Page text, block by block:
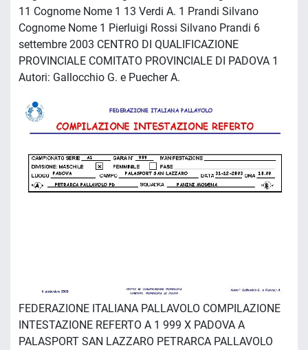
11 Cognome Nome 1 13 Verdi A. 1 Prandi Silvano
Cognome Nome 1 Pierluigi Rossi Silvano Prandi 6
settembre 2003 CENTRO DI QUALIFICAZIONE
PROVINCIALE COMITATO PROVINCIALE DI PADOVA 1
Autori: Gallocchio G. e Puecher A.
FEDERAZIONE ITALIANA PALLAVOLO COMPILAZIONE
INTESTAZIONE REFERTO A 1 999 X PADOVA A
PALASPORT SAN LAZZARO PETRARCA PALLAVOLO